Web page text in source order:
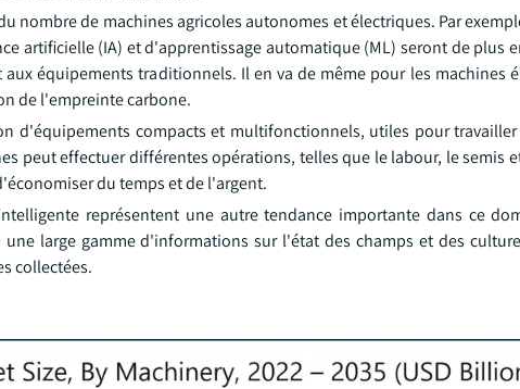
nombre de machines agricoles autonomes et électriques. Par
artificielle (IA) et d'apprentissage automatique (ML) seront de plus
équipements traditionnels. Il en va de même pour les machines
de l'empreinte carbone.
d'équipements compacts et multifonctionnels, utiles pour
peut effectuer différentes opérations, telles que le labour, le semis
du temps et de l'argent.
représentent une autre tendance importante dans ce
large gamme d'informations sur l'état des champs et des
collectées.